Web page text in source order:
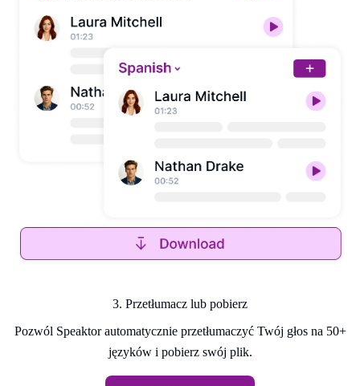
3. Przetłumacz lub pobierz
Pozwól Speaktor automatycznie przetłumaczyć Twój głos na 50+
języków i pobierz swój plik.